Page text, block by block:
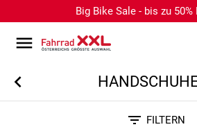
Big Bike Sale - bis zu 50%
FILTERN